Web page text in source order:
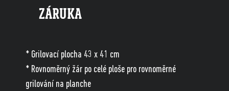
ZÁRUKA
* Grilovací plocha 43 x 41 cm
* Rovnoměrný žár po celé ploše pro rovnoměrné
grilování na planche